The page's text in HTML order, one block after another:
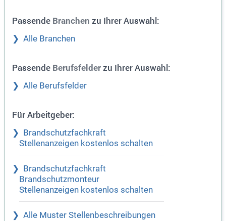
Passende Branchen zu Ihrer Auswahl:
Alle Branchen
Passende Berufsfelder zu Ihrer Auswahl:
Alle Berufsfelder
Für Arbeitgeber:
Brandschutzfachkraft
Stellenanzeigen kostenlos schalten
Brandschutzfachkraft
Brandschutzmonteur
Stellenanzeigen kostenlos schalten
Alle Muster Stellenbeschreibungen